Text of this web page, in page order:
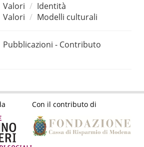
Valori
Identità
Valori
Modelli culturali
Pubblicazioni - Contributo
Con il contributo di